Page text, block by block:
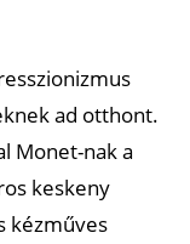
ad otthont.
Monet-nak a
keskeny
kézműves